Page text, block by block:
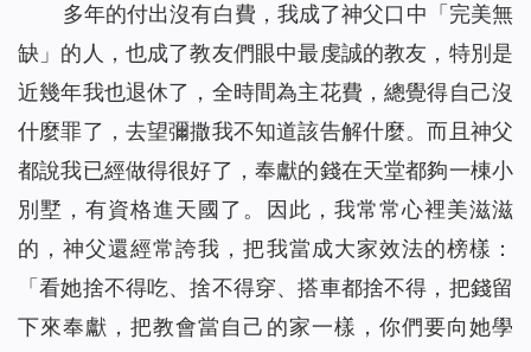
多年的付出沒有白費，我成了神父口中「完美無
缺」的人，也成了教友們眼中最虔誠的教友，特別是
近幾年我也退休了，全時間為主花費，總覺得自己沒
什麼罪了，去望彌撒我不知道該告解什麼。而且神父
都說我已經做得很好了，奉獻的錢在天堂都夠一棟小
別墅，有資格進天國了。因此，我常常心裡美滋滋
的，神父還經常誇我，把我當成大家效法的榜樣：
「看她捨不得吃、捨不得穿、搭車都捨不得，把錢留
下來奉獻，把教會當自己的家一樣，你們要向她學